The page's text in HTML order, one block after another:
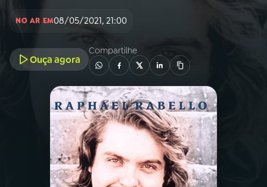
PROGRAMAS
PODCASTS
NO AR EM08/05/2021, 21:00
Ouça agora
Compartilhe